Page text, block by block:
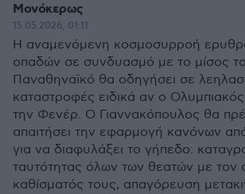
Μονόκερως
15.05.2026, 01:11
Η αναμενόμενη κοσμοσυρροή
οπαδών σε συνδυασμό με το μίσος
Παναθηναϊκό θα οδηγήσει σε
καταστροφές ειδικά αν ο
την Φενέρ. Ο Γιαννακόπουλος θα
απαιτήσει την εφαρμογή κανόνων
για να διαφυλάξει το γήπεδο:
ταυτότητας όλων των θεατών με τον
καθίσματός τους, απαγόρευση